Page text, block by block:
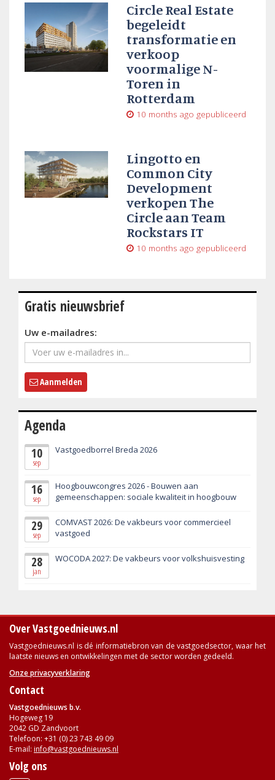
Circle Real Estate
begeleidt
transformatie en
verkoop
voormalige N-
Toren in
Rotterdam
10 months ago gepubliceerd
Lingotto en
Common City
Development
verkopen The
Circle aan Team
Rockstars IT
10 months ago gepubliceerd
Gratis nieuwsbrief
Uw e-mailadres:
Aanmelden
Agenda
10
sep
Vastgoedborrel Breda 2026
16
sep
Hoogbouwcongres 2026 - Bouwen aan
gemeenschappen: sociale kwaliteit in hoogbouw
29
sep
COMVAST 2026: De vakbeurs voor commercieel
vastgoed
28
jan
WOCODA 2027: De vakbeurs voor volkshuisvesting
Over Vastgoednieuws.nl
Vastgoednieuws.nl is dé informatiebron van de vastgoedsector, waar het
laatste nieuws en ontwikkelingen met de sector worden gedeeld.
Onze privacyverklaring
Contact
Vastgoednieuws b.v.
Hogeweg 19
2042 GD Zandvoort
Telefoon: +31 (0) 23 743 49 09
E-mail: info@vastgoednieuws.nl
Volg ons